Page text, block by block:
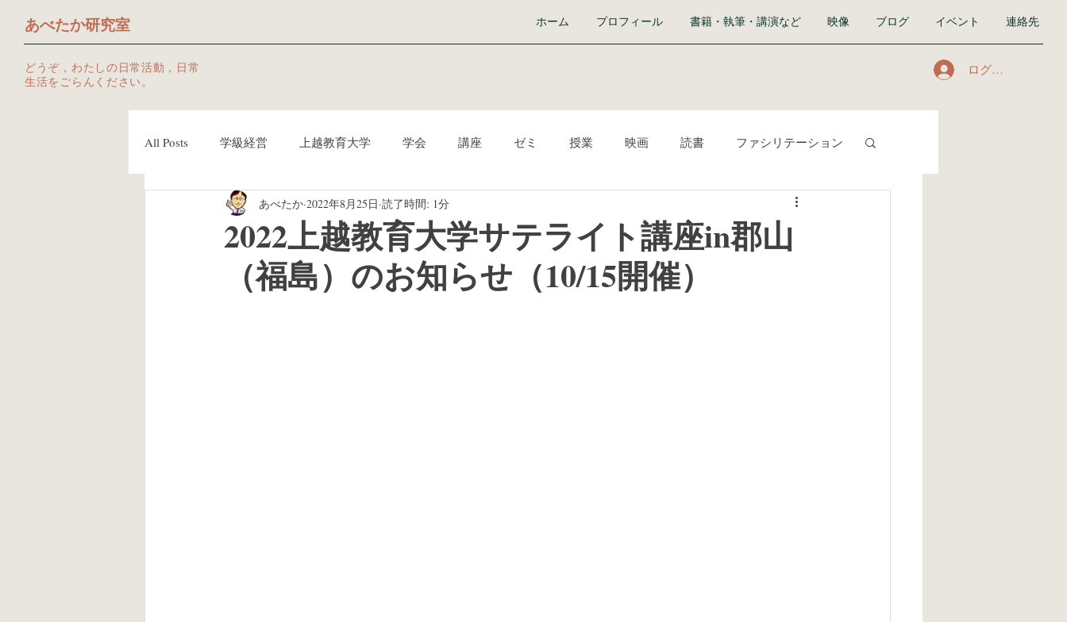
あべたか研究室
どうぞ，わたしの日常活動，日常
生活をごらんください。
ホーム プロフィール 書籍・執筆・講演など 映像 ブログ イベント 連絡先
ログイン
All Posts 学級経営 上越教育大学 学会 講座 ゼミ 授業 映画 読書 ファシリテーション
授業づくりネットワーク Audible 私生活
2022上越教育大学サテライト講座in郡山
（福島）のお知らせ（10/15開催）
あべたか 2022年8月25日 読了時間: 1分